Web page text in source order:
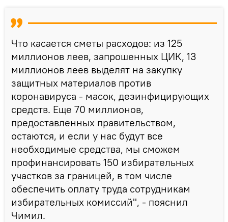
Что касается сметы расходов: из 125
миллионов леев, запрошенных ЦИК, 13
миллионов леев выделят на закупку
защитных материалов против
коронавируса - масок, дезинфицирующих
средств. Еще 70 миллионов,
предоставленных правительством,
остаются, и если у нас будут все
необходимые средства, мы сможем
профинансировать 150 избирательных
участков за границей, в том числе
обеспечить оплату труда сотрудникам
избирательных комиссий", - пояснил
Чимил.